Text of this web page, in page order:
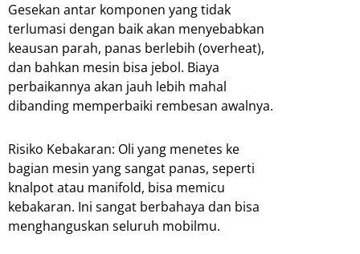
Gesekan antar komponen yang tidak
terlumasi dengan baik akan menyebabkan
keausan parah, panas berlebih (overheat),
dan bahkan mesin bisa jebol. Biaya
perbaikannya akan jauh lebih mahal
dibanding memperbaiki rembesan awalnya.
Risiko Kebakaran: Oli yang menetes ke
bagian mesin yang sangat panas, seperti
knalpot atau manifold, bisa memicu
kebakaran. Ini sangat berbahaya dan bisa
menghanguskan seluruh mobilmu.